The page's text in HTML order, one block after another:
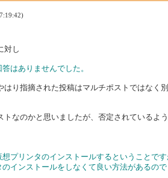
対し
はありませんでした。
はり指摘された投稿はマルチポストではなく
なのかと思いましたが、否定されているよ
プリンタのインストールするということで
インストールをしなくて良い方法があるの